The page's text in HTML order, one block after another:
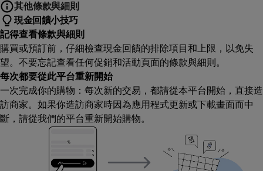
其他條款與細則
現金回饋小技巧
記得查看條款與細則
購買或預訂前，仔細檢查現金回饋的排除項目和上限，以免失
望。不要忘記查看任何促銷和活動頁面的條款與細則。
每次都要從此平台重新開始
一次完成你的購物：每次新的交易，都請從本平台開始，直接造
訪商家。如果你造訪商家時因為應用程式更新或下載畫面而中
斷，請從我們的平台重新開始購物。